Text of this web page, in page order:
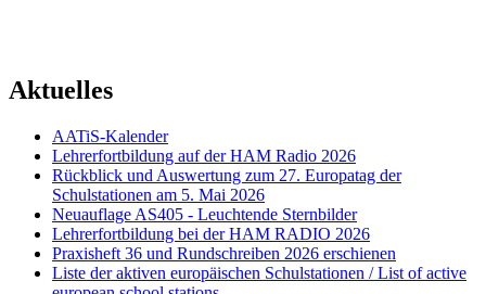
Aktuelles
AATiS-Kalender
Lehrerfortbildung auf der HAM Radio 2026
Rückblick und Auswertung zum 27. Europatag der
Schulstationen am 5. Mai 2026
Neuauflage AS405 - Leuchtende Sternbilder
Lehrerfortbildung bei der HAM RADIO 2026
Praxisheft 36 und Rundschreiben 2026 erschienen
Liste der aktiven europäischen Schulstationen / List of active